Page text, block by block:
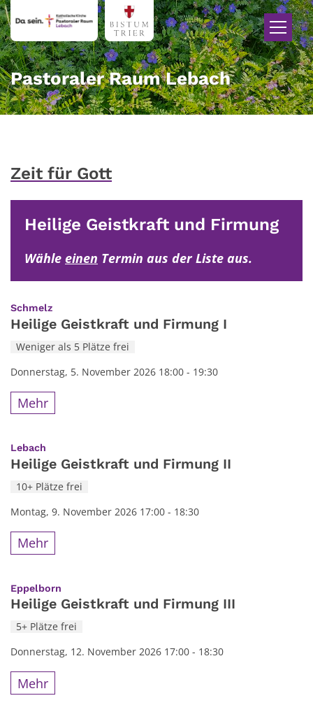
Zum Inhalt springen
Pastoraler Raum Lebach
Zeit für Gott
Heilige Geistkraft und Firmung
Wähle einen Termin aus der Liste aus.
Schmelz:
Heilige Geistkraft und Firmung I
Weniger als 5 Plätze frei
Donnerstag, 5. November 2026 18:00 - 19:30
Mehr
Lebach
Heilige Geistkraft und Firmung II
10+ Plätze frei
Montag, 9. November 2026 17:00 - 18:30
Mehr
Eppelborn
Heilige Geistkraft und Firmung III
5+ Plätze frei
Donnerstag, 12. November 2026 17:00 - 18:30
Mehr